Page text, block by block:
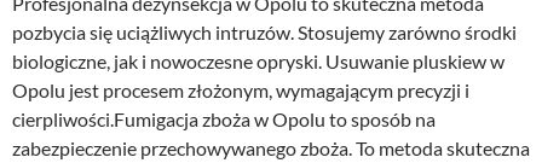
pozbycia się uciążliwych intruzów. Stosujemy zarówno środki
biologiczne, jak i nowoczesne opryski. Usuwanie pluskiew w
Opolu jest procesem złożonym, wymagającym precyzji i
cierpliwości.Fumigacja zboża w Opolu to sposób na
zabezpieczenie przechowywanego zboża. To metoda skuteczna